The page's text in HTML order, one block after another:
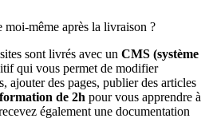
même après la livraison ?
sont livrés avec un CMS (système
qui vous permet de modifier
ajouter des pages, publier des articles
formation de 2h pour vous apprendre à
également une documentation